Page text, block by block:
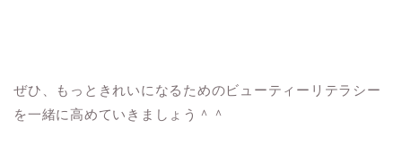
ぜひ、もっときれいになるためのビューティーリテラシー
を一緒に高めていきましょう＾＾